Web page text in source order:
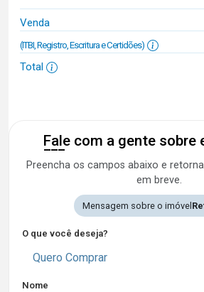
Venda
(ITBI, Registro, Escritura e Certidões)
Total
Fale com a gente sobre
Preencha os campos abaixo e
em breve.
Mensagem sobre o imóvel
O que você deseja?
Quero Comprar
Nome